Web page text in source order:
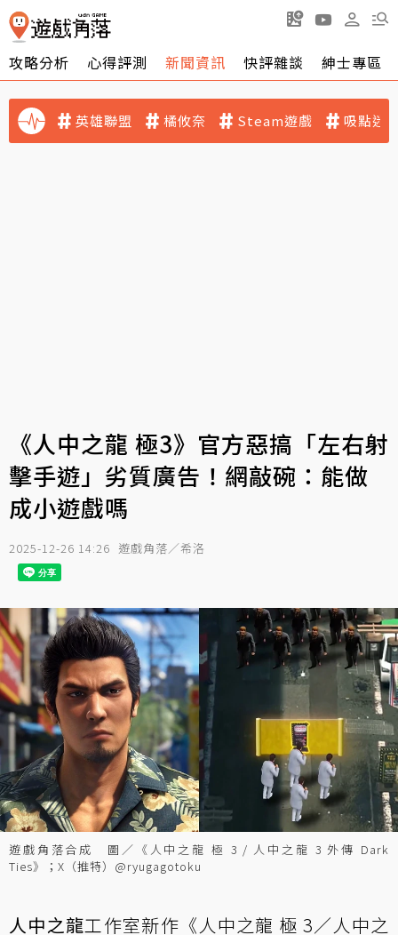
攻略分析 心得評測 新聞資訊 快評雜談 紳士專區
英雄聯盟 橘攸奈 Steam遊戲 吸點迷
《人中之龍 極3》官方惡搞「左右射
擊手遊」劣質廣告！網敲碗：能做
成小遊戲嗎
2025-12-26 14:26 遊戲角落／希洛
遊戲角落合成 圖／《人中之龍 極 3 / 人中之龍 3 外傳 Dark
Ties》；X（推特）@ryugagotoku
人中之龍工作室新作《人中之龍 極 3／人中之